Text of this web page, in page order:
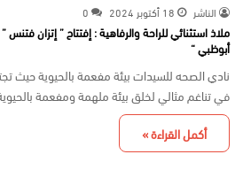
الناشر 18 أكتوبر 2024 0
ملاذ استثنائي للراحة والرفاهية : إفتتاح ” إتزان
أبوظبي “
نادي الصحه للسيدات بيئة مفعمة بالحيوية حيث
في تناغم مثالي لخلق بيئة ملهمة ومفعمة
أكمل القراءة »